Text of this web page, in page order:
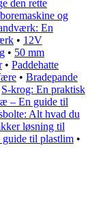
den rette
og
En
• 12V
• 50 mm
• Paddehatte
• Bradepande
S-krog: En praktisk
– En guide til
Alt hvad du
løsning til
til plastlim •